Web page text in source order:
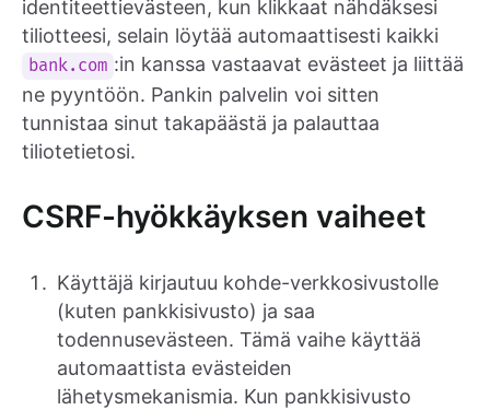
identiteettievästeen, kun klikkaat nähdäksesi
tiliotteesi, selain löytää automaattisesti kaikki
bank.com :in kanssa vastaavat evästeet ja liittää
ne pyyntöön. Pankin palvelin voi sitten
tunnistaa sinut takapäästä ja palauttaa
tiliotetietosi.
CSRF-hyökkäyksen vaiheet
Käyttäjä kirjautuu kohde-verkkosivustolle
(kuten pankkisivusto) ja saa
todennusevästeen. Tämä vaihe käyttää
automaattista evästeiden
lähetysmekanismia. Kun pankkisivusto